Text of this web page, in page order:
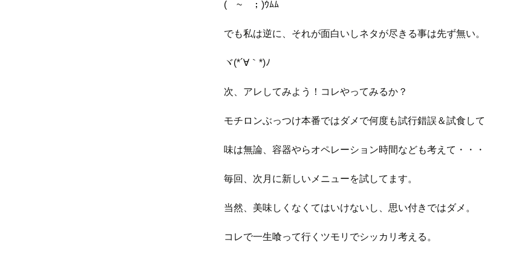
(￣~￣；)ｳﾑﾑ
でも私は逆に、それが面白いしネタが尽きる事は先ず無い。
ヾ(*´∀｀*)ﾉ
次、アレしてみよう！コレやってみるか？
モチロンぶっつけ本番ではダメで何度も試行錯誤＆試食して
味は無論、容器やらオペレーション時間なども考えて・・・
毎回、次月に新しいメニューを試してます。
当然、美味しくなくてはいけないし、思い付きではダメ。
コレで一生喰って行くツモリでシッカリ考える。